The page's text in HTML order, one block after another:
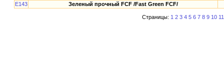
E143 Зеленый прочный FCF /Fast Green FCF/
Страницы: 1 2 3 4 5 6 7 8 9 10 11